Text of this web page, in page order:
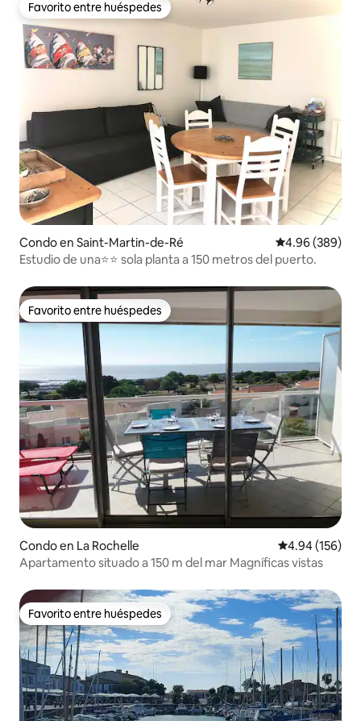
Favorito entre huéspedes
Favorito entre huéspedes
Condo en Saint-Martin-de-Ré Calificación
4.96 (389)
Estudio de una⭐️⭐️ sola planta a 150 metros del puerto.
Favorito entre huéspedes
Favorito entre huéspedes
Condo en La Rochelle Calificación
4.94 (156)
Apartamento situado a 150 m del mar Magníficas vistas
Favorito entre huéspedes
Favorito entre huéspedes